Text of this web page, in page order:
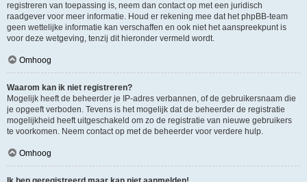
registreren van toepassing is, neem dan contact op met een juridisch
raadgever voor meer informatie. Houd er rekening mee dat het phpBB-team
geen wettelijke informatie kan verschaffen en ook niet het aanspreekpunt is
voor deze wetgeving, tenzij dit hieronder vermeld wordt.
Omhoog
Waarom kan ik niet registreren?
Mogelijk heeft de beheerder je IP-adres verbannen, of de gebruikersnaam die
je opgeeft verboden. Tevens is het mogelijk dat de beheerder de registratie
mogelijkheid heeft uitgeschakeld om zo de registratie van nieuwe gebruikers
te voorkomen. Neem contact op met de beheerder voor verdere hulp.
Omhoog